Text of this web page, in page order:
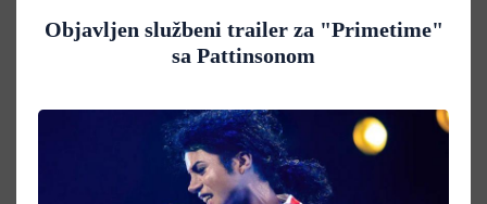
Objavljen službeni trailer za "Primetime"
sa Pattinsonom